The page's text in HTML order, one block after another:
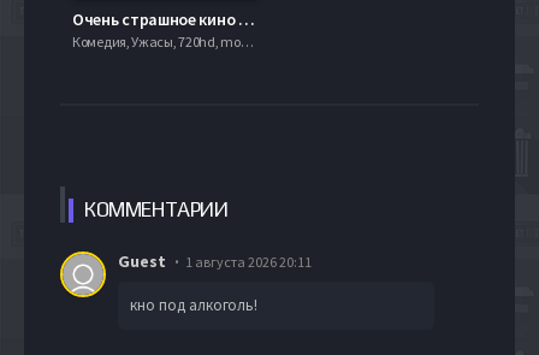
Очень страшное кино 2 (2001)
Комедия, Ужасы, 720hd, mobilen, , Слайдер
КОММЕНТАРИИ
Guest 1 августа 2026 20:11
кно под алкоголь!